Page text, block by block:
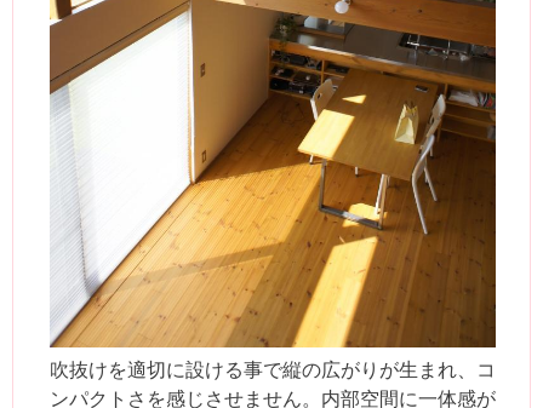
吹抜けを適切に設ける事で縦の広がりが生まれ、コ
ンパクトさを感じさせません。内部空間に一体感が